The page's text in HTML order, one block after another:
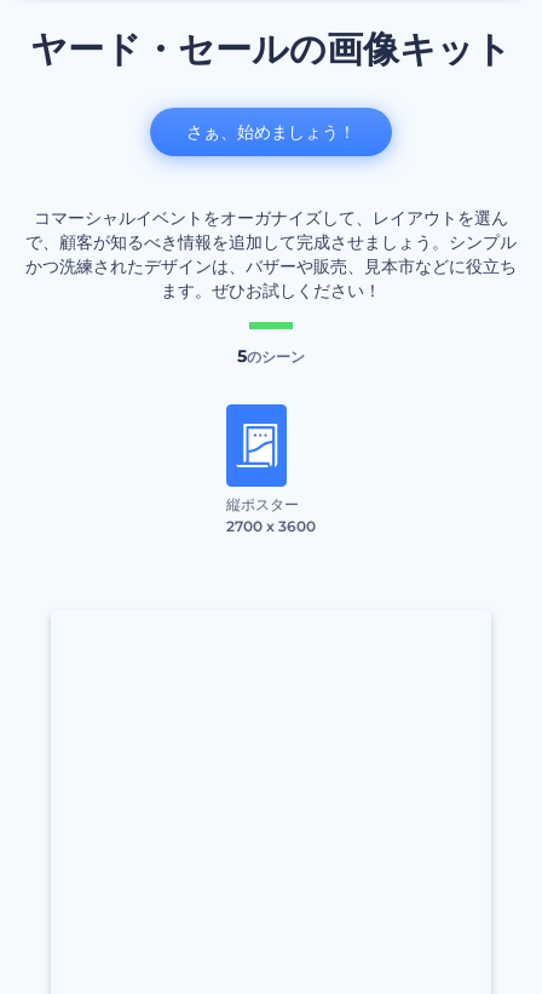
ヤード・セールの画像キット
コマーシャルイベントをオーガナイズして、レイアウトを選ん
で、顧客が知るべき情報を追加して完成させましょう。シンプル
かつ洗練されたデザインは、バザーや販売、見本市などに役立ち
ます。ぜひお試しください！
5のシーン
縦ポスター
2700 x 3600
さぁ、始めましょう！